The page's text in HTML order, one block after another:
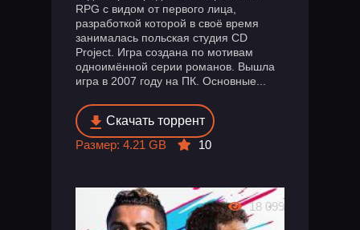
RPG с видом от первого лица,
разработкой которой в своё время
занималась польская студия CD
Project. Игра создана по мотивам
одноимённой серии романов. Вышла
игра в 2007 году на ПК. Основные...
Скачать торрент
Размер: 4.21 GB
10
18 099